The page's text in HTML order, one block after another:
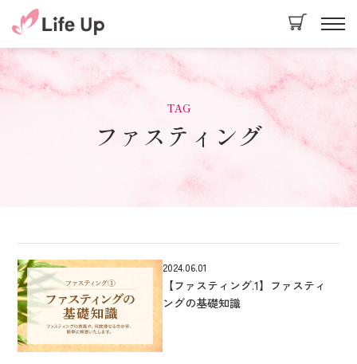
TAG
ファスティング
2024.06.01
【ファスティング.1】ファスティ
ングの基礎知識